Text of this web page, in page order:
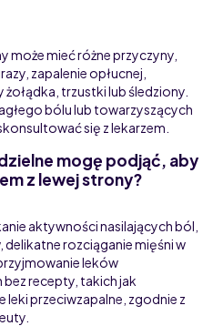
może mieć różne przyczyny,
zapalenie opłucnej,
trzustki lub śledziony.
bólu lub towarzyszących
się z lekarzem.
mogę podjąć, aby
z lewej strony?
aktywności nasilających ból,
rozciąganie mięśni w
leków
recepty, takich jak
przeciwzapalne, zgodnie z